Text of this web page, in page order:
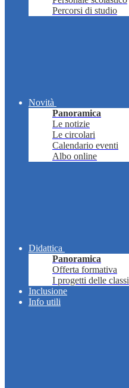
Percorsi di studio
Novità
Panoramica
Le notizie
Le circolari
Calendario eventi
Albo online
Didattica
Panoramica
Offerta formativa
I progetti delle classi
Inclusione
Info utili